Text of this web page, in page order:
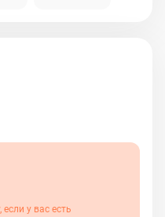
у вас есть